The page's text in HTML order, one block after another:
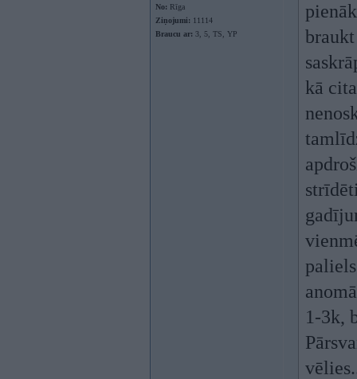
No: Rīga
Ziņojumi: 11114
Braucu ar: 3, 5, TS, YP
kā
1-3k,